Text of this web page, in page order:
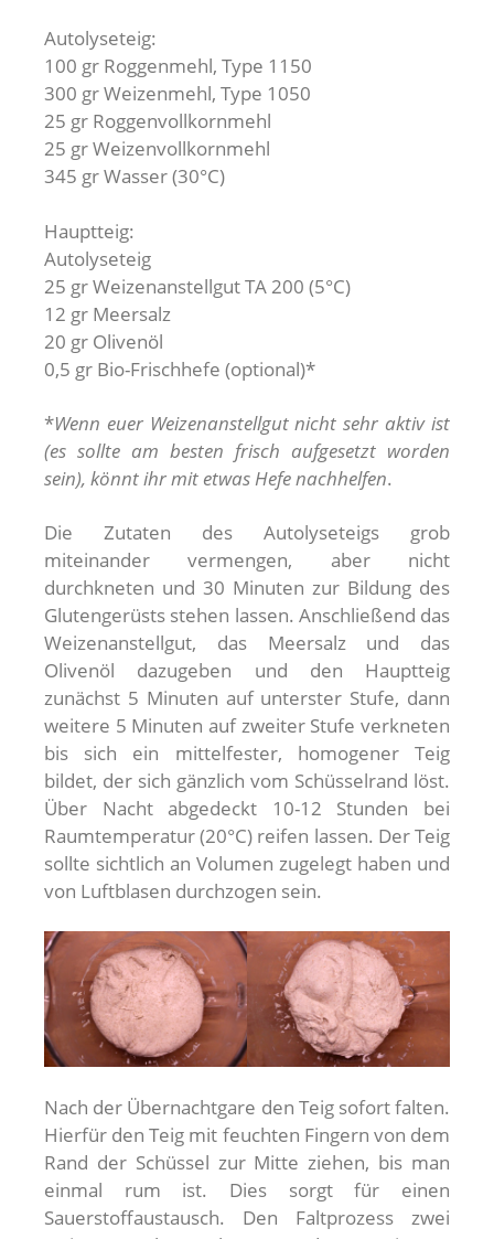
Autolyseteig:
100 gr Roggenmehl, Type 1150
300 gr Weizenmehl, Type 1050
25 gr Roggenvollkornmehl
25 gr Weizenvollkornmehl
345 gr Wasser (30°C)
Hauptteig:
Autolyseteig
25 gr Weizenanstellgut TA 200 (5°C)
12 gr Meersalz
20 gr Olivenöl
0,5 gr Bio-Frischhefe (optional)*
*Wenn euer Weizenanstellgut nicht sehr aktiv ist
(es sollte am besten frisch aufgesetzt worden
sein), könnt ihr mit etwas Hefe nachhelfen.
Die Zutaten des Autolyseteigs grob
miteinander vermengen, aber nicht
durchkneten und 30 Minuten zur Bildung des
Glutengerüsts stehen lassen. Anschließend das
Weizenanstellgut, das Meersalz und das
Olivenöl dazugeben und den Hauptteig
zunächst 5 Minuten auf unterster Stufe, dann
weitere 5 Minuten auf zweiter Stufe verkneten
bis sich ein mittelfester, homogener Teig
bildet, der sich gänzlich vom Schüsselrand löst.
Über Nacht abgedeckt 10-12 Stunden bei
Raumtemperatur (20°C) reifen lassen. Der Teig
sollte sichtlich an Volumen zugelegt haben und
von Luftblasen durchzogen sein.
Nach der Übernachtgare den Teig sofort falten.
Hierfür den Teig mit feuchten Fingern von dem
Rand der Schüssel zur Mitte ziehen, bis man
einmal rum ist. Dies sorgt für einen
Sauerstoffaustausch. Den Faltprozess zwei